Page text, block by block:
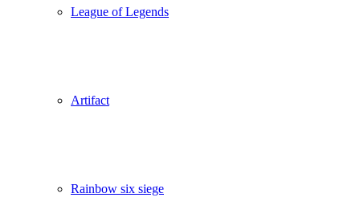
League of Legends
Artifact
Rainbow six siege